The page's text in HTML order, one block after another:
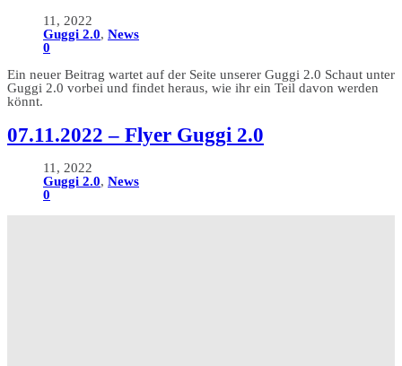
11, 2022
Guggi 2.0, News
0
Ein neuer Beitrag wartet auf der Seite unserer Guggi 2.0 Schaut unter
Guggi 2.0 vorbei und findet heraus, wie ihr ein Teil davon werden
könnt.
07.11.2022 – Flyer Guggi 2.0
11, 2022
Guggi 2.0, News
0